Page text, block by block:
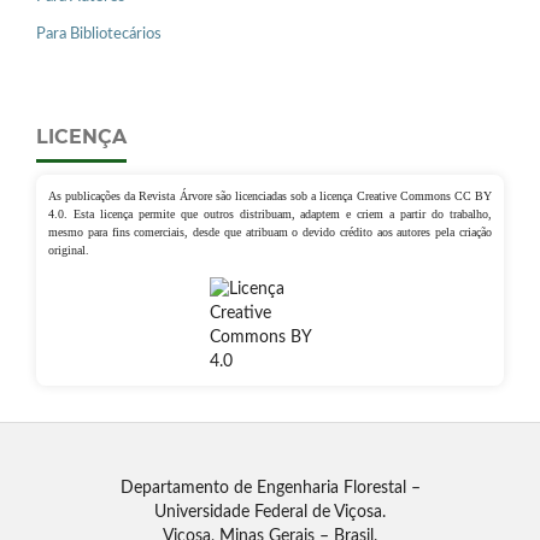
Para Bibliotecários
LICENÇA
As publicações da Revista Árvore são licenciadas sob a licença Creative Commons CC BY
4.0. Esta licença permite que outros distribuam, adaptem e criem a partir do trabalho,
mesmo para fins comerciais, desde que atribuam o devido crédito aos autores pela criação
original.
Departamento de Engenharia Florestal –
Universidade Federal de Viçosa.
Viçosa, Minas Gerais – Brasil.